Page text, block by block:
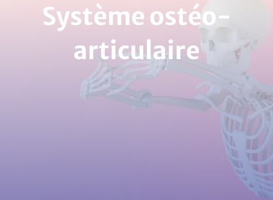
Système ostéo-
articulaire